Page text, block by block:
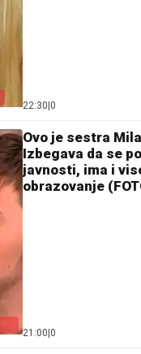
22:30|0
Ovo je sestra
Izbegava da se
javnosti, ima i
obrazovanje
21:00|0